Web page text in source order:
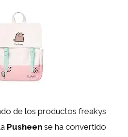
de los productos freakys
Pusheen se ha convertido